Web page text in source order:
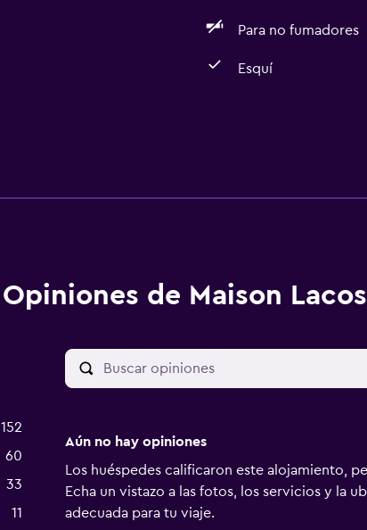
Para no fumadores
Esquí
Opiniones de Maison
152
60
33
11
Aún no hay opiniones
Los huéspedes calificaron este alojamiento,
Echa un vistazo a las fotos, los servicios y la
adecuada para tu viaje.